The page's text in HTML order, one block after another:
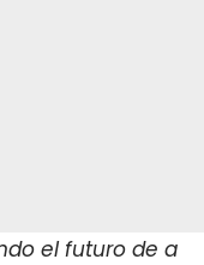
el futuro de a